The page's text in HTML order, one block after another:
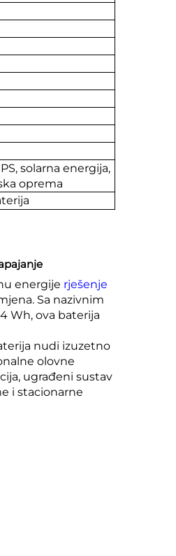
solarna energija,
oprema
energije rješenje
Sa nazivnim
Wh, ova baterija
nudi izuzetno
olovne
ugrađeni sustav
i stacionarne